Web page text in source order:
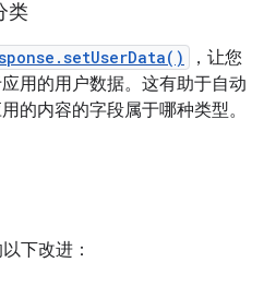
类
，让您
用的用户数据。这有助于自动
的内容的字段属于哪种类型。
下改进：